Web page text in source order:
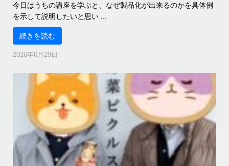
今日はうちの講座を学ぶと、なぜ製品化が出来るのかを具体例
を示して説明したいと思い ...
続きを読む
2026年6月29日